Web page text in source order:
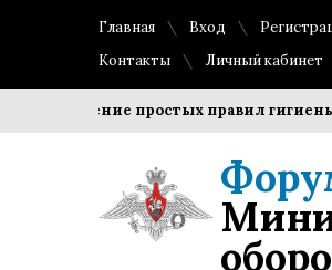
Главная Вход
Контакты
Личный кабинет
простых правил гигиены